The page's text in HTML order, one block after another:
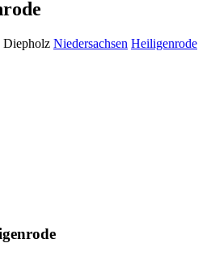
Diepholz Niedersachsen Heiligenrode